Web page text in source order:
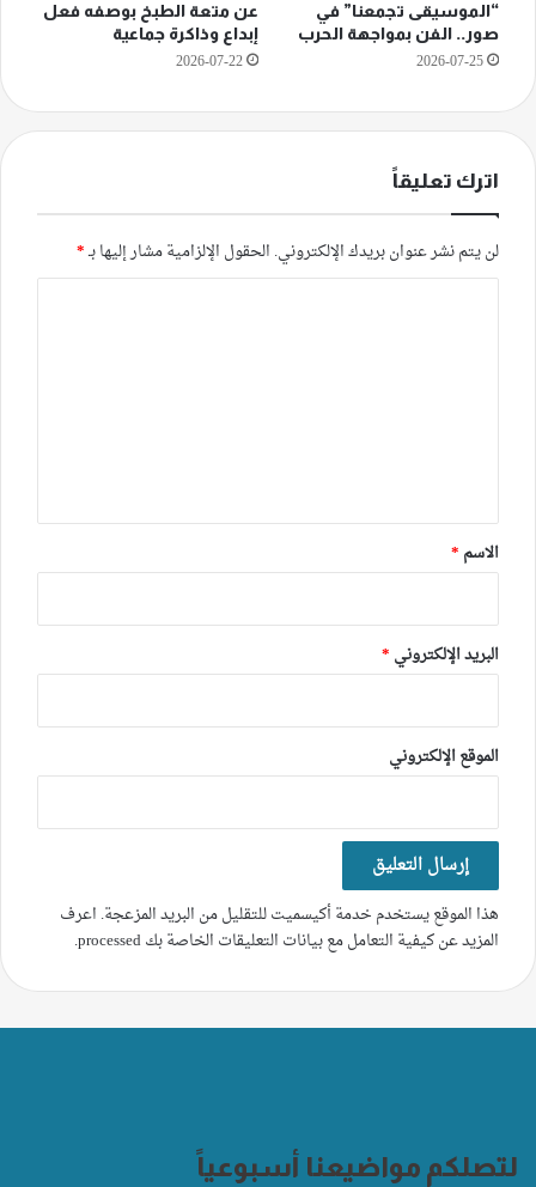
“الموسيقى تجمعنا” في
صور.. الفن بمواجهة الحرب
2026-07-25
عن متعة الطبخ بوصفه فعل
إبداع وذاكرة جماعية
2026-07-22
اترك تعليقاً
لن يتم نشر عنوان بريدك الإلكتروني. الحقول الإلزامية مشار إليها بـ*
*
الاسم *
البريد الإلكتروني *
الموقع الإلكتروني
هذا الموقع يستخدم خدمة أكيسميت للتقليل من البريد المزعجة. اعرف
المزيد عن كيفية التعامل مع بيانات التعليقات الخاصة بك processed
.
لتصلكم مواضيعنا أسبوعياً